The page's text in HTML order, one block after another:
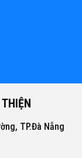
TP.Đà Nẵng